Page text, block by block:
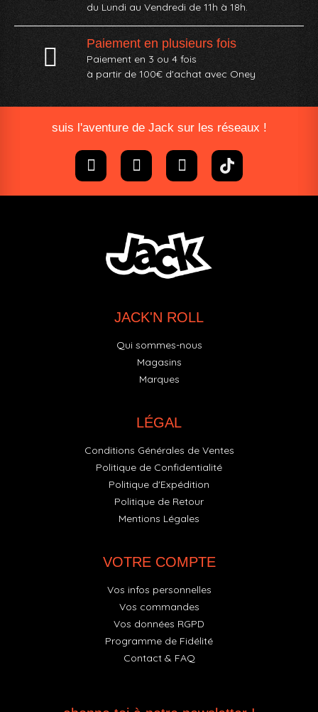
du Lundi au Vendredi de 11h à 18h.
Paiement en plusieurs fois
Paiement en 3 ou 4 fois
à partir de 100€ d'achat avec Oney​
suis l'aventure de Jack sur les réseaux !
JACK'N ROLL
Qui sommes-nous
Magasins
Marques
LÉGAL
Conditions Générales de Ventes
Politique de Confidentialité
Politique d'Expédition
Politique de Retour
Mentions Légales
VOTRE COMPTE
Vos infos personnelles
Vos commandes
Vos données RGPD
Programme de Fidélité
Contact & FAQ